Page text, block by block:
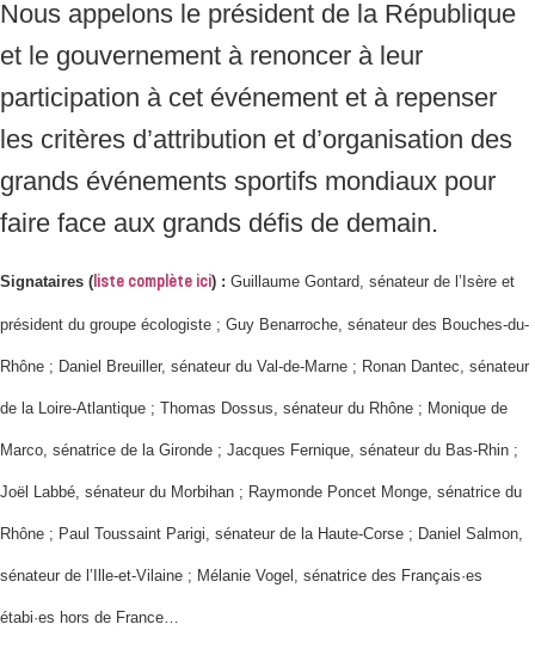
Nous appelons le président de la République
et le gouvernement à renoncer à leur
participation à cet événement et à repenser
les critères d’attribution et d’organisation des
grands événements sportifs mondiaux pour
faire face aux grands défis de demain.
Signataires ( liste complète ici ) : Guillaume Gontard, sénateur de l’Isère et
président du groupe écologiste ; Guy Benarroche, sénateur des Bouches-du-
Rhône ; Daniel Breuiller, sénateur du Val-de-Marne ; Ronan Dantec, sénateur
de la Loire-Atlantique ; Thomas Dossus, sénateur du Rhône ; Monique de
Marco, sénatrice de la Gironde ; Jacques Fernique, sénateur du Bas-Rhin ;
Joël Labbé, sénateur du Morbihan ; Raymonde Poncet Monge, sénatrice du
Rhône ; Paul Toussaint Parigi, sénateur de la Haute-Corse ; Daniel Salmon,
sénateur de l’Ille-et-Vilaine ; Mélanie Vogel, sénatrice des Français·es
étabi·es hors de France…